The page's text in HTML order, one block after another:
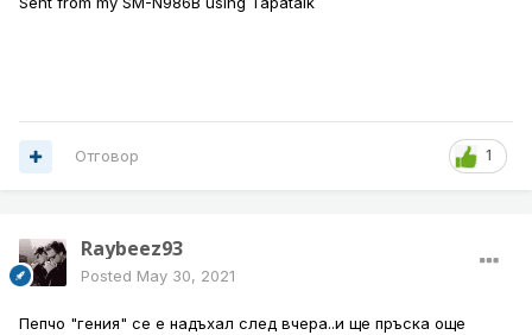
1
Отговор
Raybeez93
Posted May 30, 2021
Пепчо "гения" се е надъхал след вчера..и ще пръска още